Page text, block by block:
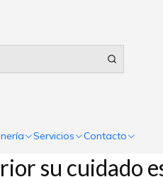
Servicios Contacto
2023
su cuidado